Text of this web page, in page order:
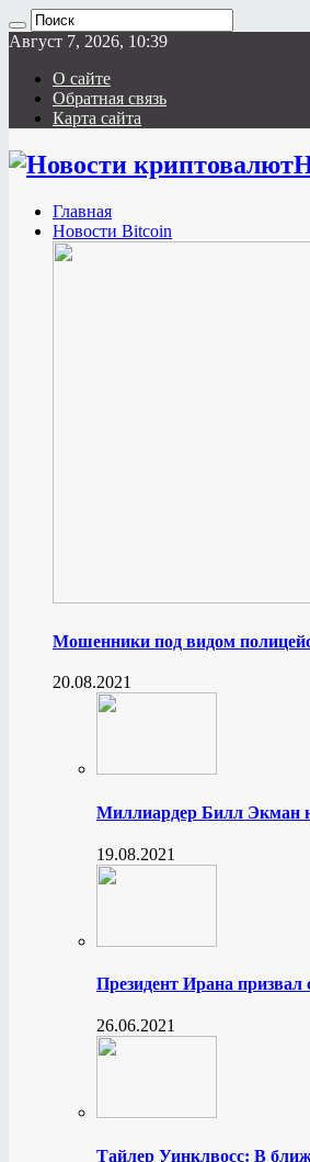
Август 7, 2026, 10:39
О сайте
Обратная связь
Карта сайта
Главная
Новости Bitcoin
Мошенники под видом
20.08.2021
Миллиардер Билл Экман
19.08.2021
Президент Ирана призвал
26.06.2021
Тайлер Уинклвосс: В